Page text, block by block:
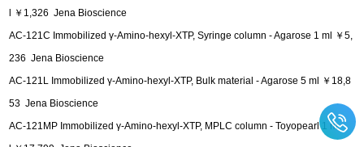
l ￥1,326 Jena Bioscience
AC-121C Immobilized γ-Amino-hexyl-XTP, Syringe column - Agarose 1 ml ￥5,
236 Jena Bioscience
AC-121L Immobilized γ-Amino-hexyl-XTP, Bulk material - Agarose 5 ml ￥18,8
53 Jena Bioscience
AC-121MP Immobilized γ-Amino-hexyl-XTP, MPLC column - Toyopearl 1 m